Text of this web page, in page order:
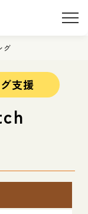
グ
支援